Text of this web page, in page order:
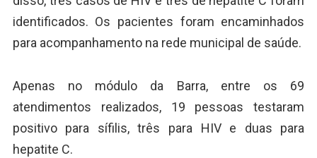
identificados. Os pacientes foram encaminhados
para acompanhamento na rede municipal de saúde.
Apenas no módulo da Barra, entre os 69
atendimentos realizados, 19 pessoas testaram
positivo para sífilis, três para HIV e duas para
hepatite C.